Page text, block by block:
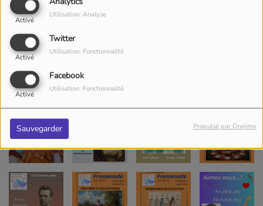
Activé
Utilisation: Analyse
Twitter
Activé
Utilisation: Fonctionnalité
Facebook
Activé
Utilisation: Fonctionnalité
Sauvegarder Propulsé par Orejime